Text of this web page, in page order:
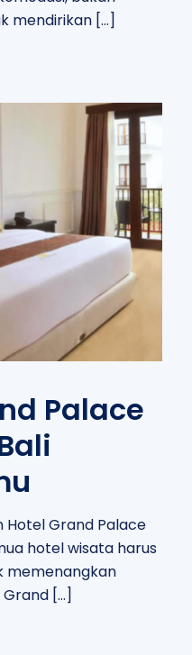
mendirikan […]
Palace
Grand Palace
hotel wisata harus
memenangkan
Grand […]